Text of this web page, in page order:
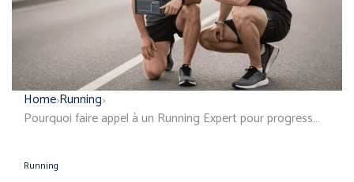
HomeRunning
Pourquoi faire appel à un Running Expert pour progresser ?
Running